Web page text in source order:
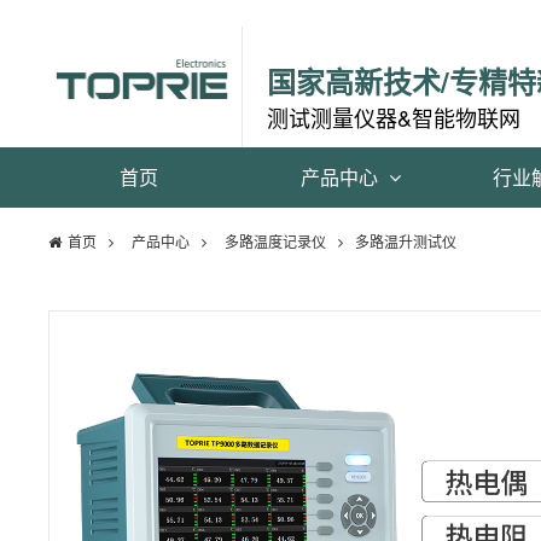
国家高新技术/专精
测试测量仪器&智能物联网
首页 产品中心 行业
首页 产品中心 多路温度记录仪 多路温升测试仪